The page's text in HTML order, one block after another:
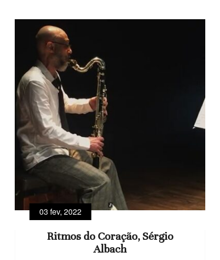
03 fev, 2022
Ritmos do Coração, Sérgio
Albach